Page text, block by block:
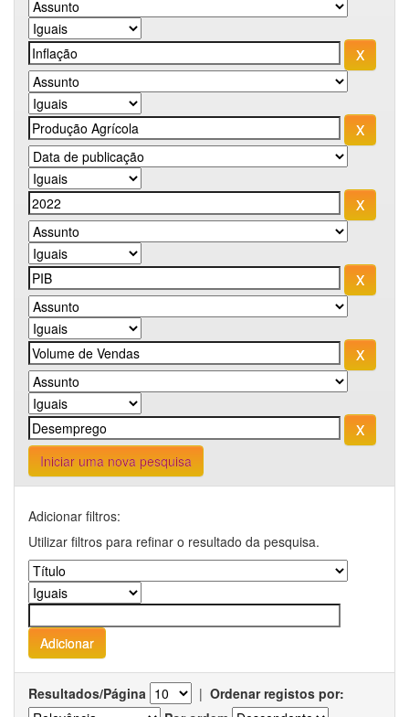
Iniciar uma nova pesquisa
Adicionar filtros:
Utilizar filtros para refinar o resultado da pesquisa.
Resultados/Página | Ordenar registos por: